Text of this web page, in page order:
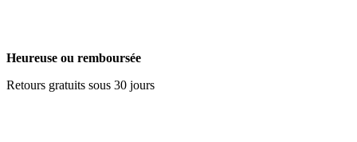
Heureuse ou remboursée
Retours gratuits sous 30 jours